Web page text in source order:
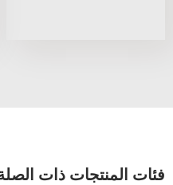
فئات المنتجات ذات الصلة